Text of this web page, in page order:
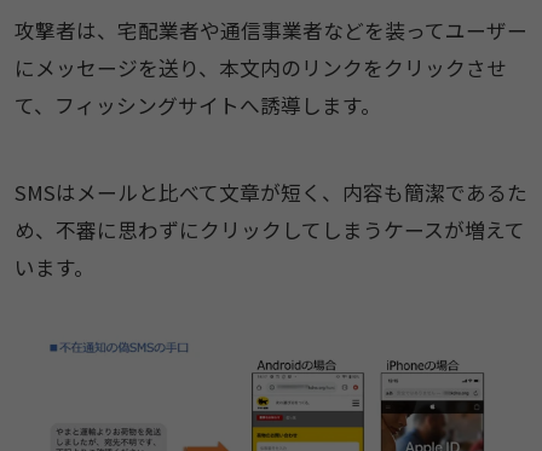
攻撃者は、宅配業者や通信事業者などを装ってユーザー
にメッセージを送り、本文内のリンクをクリックさせ
て、フィッシングサイトへ誘導します。
SMSはメールと比べて文章が短く、内容も簡潔であるた
め、不審に思わずにクリックしてしまうケースが増えて
います。